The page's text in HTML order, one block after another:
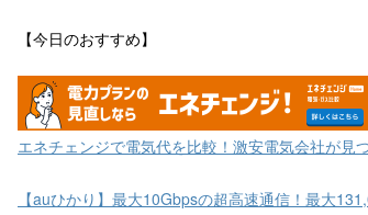
【今日のおすすめ】
エネチェンジで電気代を比較！激安電気会社が見
【auひかり】最大10Gbpsの超高速通信！最大